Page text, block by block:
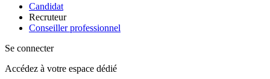
Candidat
Recruteur
Conseiller professionnel
Se connecter
Accédez à votre espace dédié